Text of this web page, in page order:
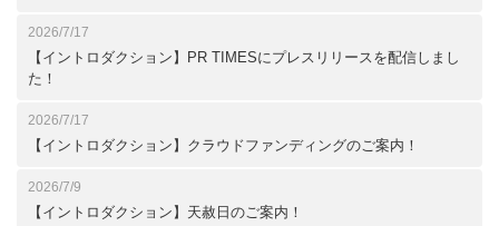
2026/7/17
【イントロダクション】PR TIMESにプレスリリースを配信しまし
た！
2026/7/17
【イントロダクション】クラウドファンディングのご案内！
2026/7/9
【イントロダクション】天赦日のご案内！